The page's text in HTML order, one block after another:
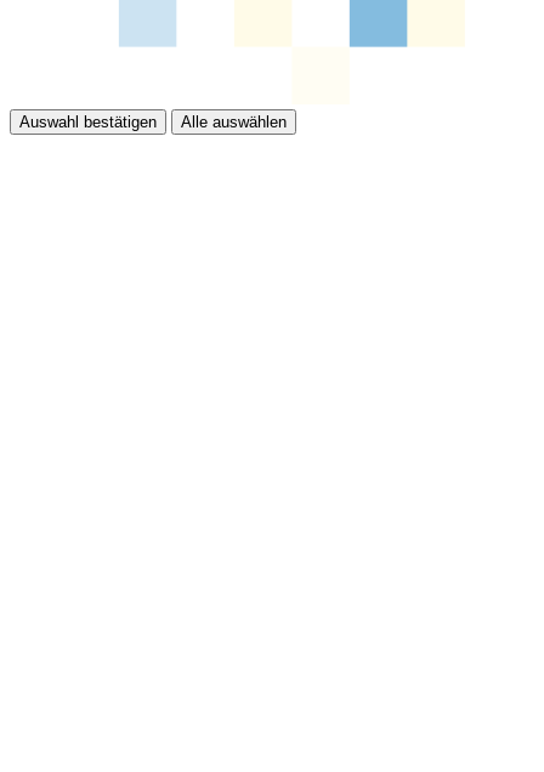
Auswahl bestätigen Alle auswählen